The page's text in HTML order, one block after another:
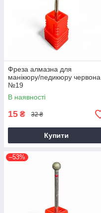
Фреза алмазна для
манікюру/педикюру червона
№19
В наявності
15 ₴ 32 ₴
Купити
–53%